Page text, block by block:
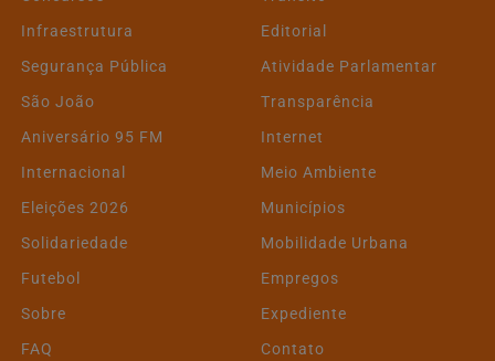
Infraestrutura
Editorial
Segurança Pública
Atividade Parlamentar
São João
Transparência
Aniversário 95 FM
Internet
Internacional
Meio Ambiente
Eleições 2026
Municípios
Solidariedade
Mobilidade Urbana
Futebol
Empregos
Sobre
Expediente
FAQ
Contato